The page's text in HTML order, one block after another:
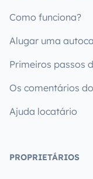
Como funciona?
Alugar uma
Primeiros passos
Os comentários
Ajuda locatário
PROPRIETÁRIOS